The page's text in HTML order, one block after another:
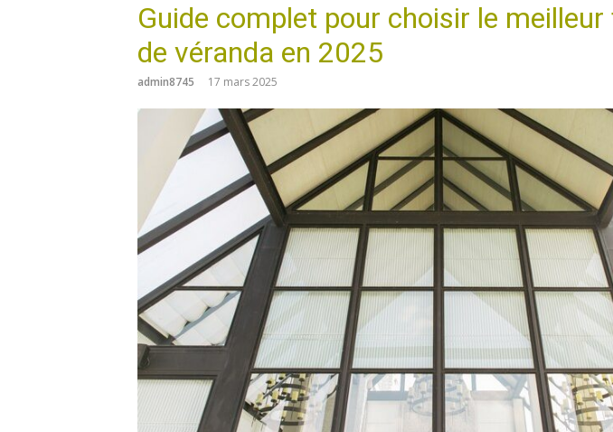
Guide complet pour choisir le
de véranda en 2025
admin8745 17 mars 2025